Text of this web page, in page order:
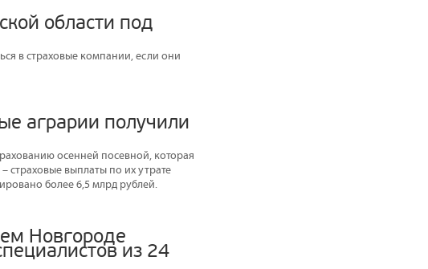
области под
в страховые компании, если они
аграрии получили
осенней посевной, которая
страховые выплаты по их утрате
более 6,5 млрд рублей.
Новгороде
из 24